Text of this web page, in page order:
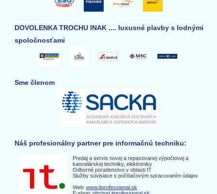
DOVOLENKA TROCHU INAK .... luxusné plavby s lodnými
spoločnosťami
Sme členom
Náš profesionálny partner pre informačnú techniku:
Predaj a servis novej a repasovanej výpočtovej a
kancelárskej techniky, elektroniky
Odborné poradenstvo v oblasti IT
Služby súvisiace s počítačovým spracovaním údajov
Web: www.itprofessional.sk